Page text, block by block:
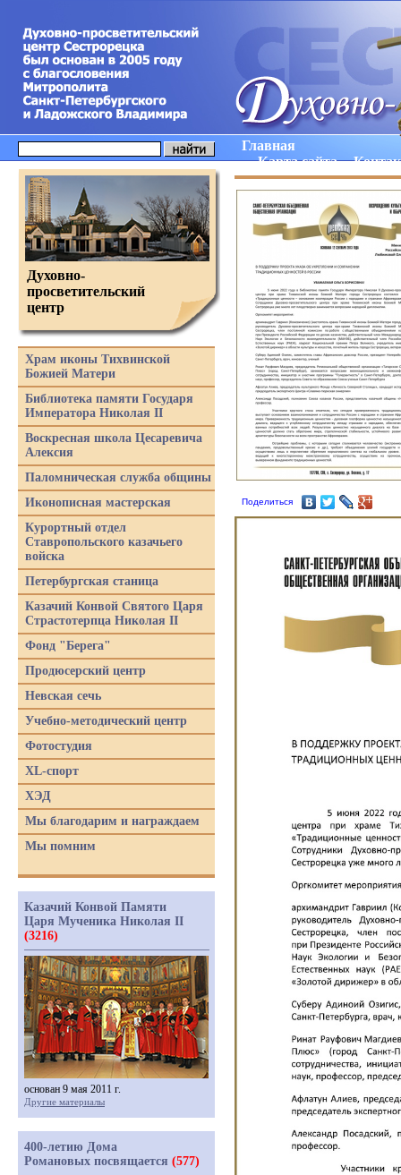
Главная
Карта сайта
Поделиться
Духовно-
просветительский
центр
Храм иконы Тихвинской
Божией Матери
Библиотека памяти Государя
Императора Николая II
Воскресная школа Цесаревича
Алексия
Паломническая служба общины
Иконописная мастерская
Курортный отдел
Ставропольского казачьего
войска
Петербургская станица
Казачий Конвой Святого Царя
Страстотерпца Николая II
Фонд "Берега"
Продюсерский центр
Невская сечь
Учебно-методический центр
Фотостудия
XL-спорт
ХЭД
Мы благодарим и награждаем
Мы помним
Казачий Конвой Памяти
Царя Мученика Николая II
(3216)
основан 9 мая 2011 г.
Другие материалы
400-летию Дома
Романовых посвящается (577)